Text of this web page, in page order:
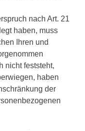
nach Art. 21
haben, muss
Ihren und
nicht feststeht,
haben
der